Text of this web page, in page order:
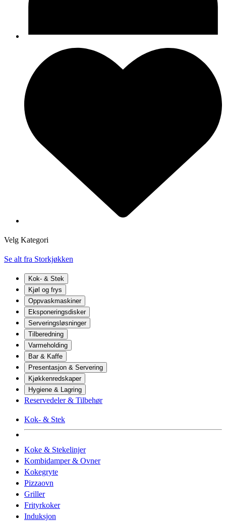
Velg Kategori
Se alt fra Storkjøkken
Kok- & Stek
Kjøl og frys
Oppvaskmaskiner
Eksponeringsdisker
Serveringsløsninger
Tilberedning
Varmeholding
Bar & Kaffe
Presentasjon & Servering
Kjøkkenredskaper
Hygiene & Lagring
Reservedeler & Tilbehør
Kok- & Stek
Koke & Stekelinjer
Kombidamper & Ovner
Kokegryte
Pizzaovn
Griller
Frityrkoker
Induksjon